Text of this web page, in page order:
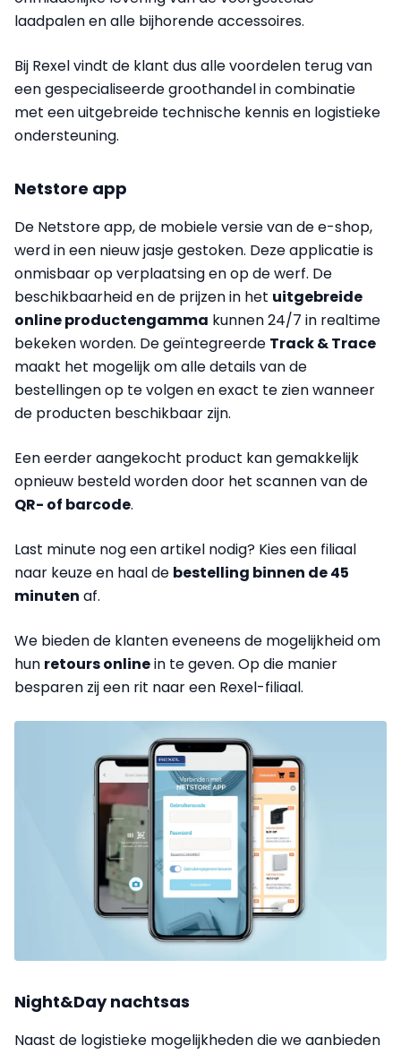
laadpalen en alle bijhorende accessoires.
Bij Rexel vindt de klant dus alle voordelen terug van
een gespecialiseerde groothandel in combinatie
met een uitgebreide technische kennis en logistieke
ondersteuning.
Netstore app
De Netstore app, de mobiele versie van de e-shop,
werd in een nieuw jasje gestoken. Deze applicatie is
onmisbaar op verplaatsing en op de werf. De
beschikbaarheid en de prijzen in het uitgebreide
online productengamma kunnen 24/7 in realtime
bekeken worden. De geïntegreerde Track & Trace
maakt het mogelijk om alle details van de
bestellingen op te volgen en exact te zien wanneer
de producten beschikbaar zijn.
Een eerder aangekocht product kan gemakkelijk
opnieuw besteld worden door het scannen van de
QR- of barcode.
Last minute nog een artikel nodig? Kies een filiaal
naar keuze en haal de bestelling binnen de 45
minuten af.
We bieden de klanten eveneens de mogelijkheid om
hun retours onlinein te geven. Op die manier
besparen zij een rit naar een Rexel-filiaal.
Night&Day nachtsas
Naast de logistieke mogelijkheden die we aanbieden